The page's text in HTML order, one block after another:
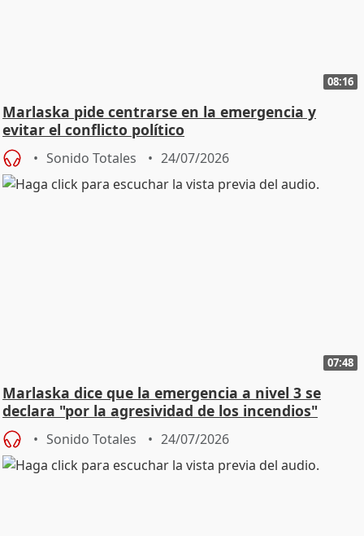
08:16
Marlaska pide centrarse en la emergencia y
evitar el conflicto político
Sonido Totales 24/07/2026
07:48
Marlaska dice que la emergencia a nivel 3 se
declara "por la agresividad de los incendios"
Sonido Totales 24/07/2026